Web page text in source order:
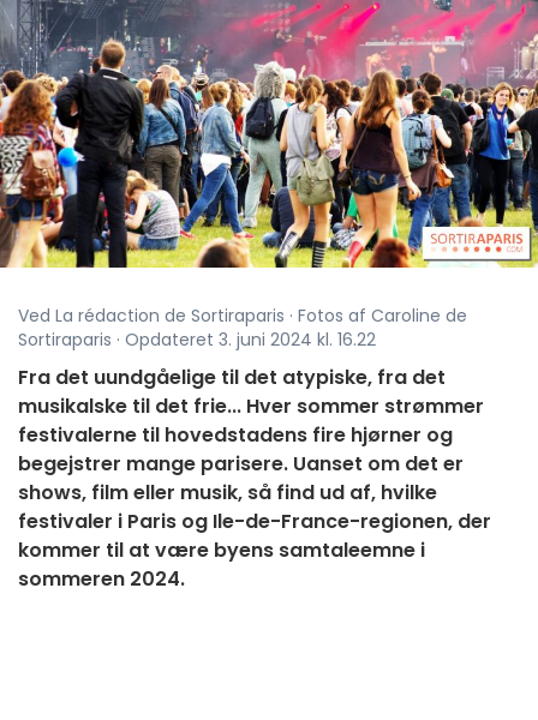
Ved La rédaction de Sortiraparis · Fotos af Caroline de
Sortiraparis · Opdateret 3. juni 2024 kl. 16.22
Fra det uundgåelige til det atypiske, fra det
musikalske til det frie... Hver sommer strømmer
festivalerne til hovedstadens fire hjørner og
begejstrer mange parisere. Uanset om det er
shows, film eller musik, så find ud af, hvilke
festivaler i Paris og Ile-de-France-regionen, der
kommer til at være byens samtaleemne i
sommeren 2024.